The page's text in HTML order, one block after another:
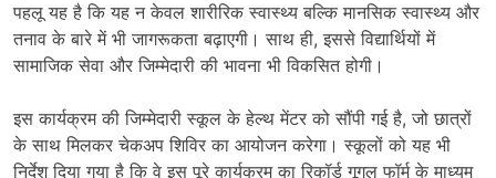
पहलू यह है कि यह न केवल शारीरिक स्वास्थ्य बल्कि मानसिक स्वास्थ्य और
तनाव के बारे में भी जागरूकता बढ़ाएगी। साथ ही, इससे विद्यार्थियों में
सामाजिक सेवा और जिम्मेदारी की भावना भी विकसित होगी।
इस कार्यक्रम की जिम्मेदारी स्कूल के हेल्थ मेंटर को सौंपी गई है, जो छात्रों
के साथ मिलकर चेकअप शिविर का आयोजन करेगा। स्कूलों को यह भी
निर्देश दिया गया है कि वे इस पूरे कार्यक्रम का रिकॉर्ड गूगल फॉर्म के माध्यम